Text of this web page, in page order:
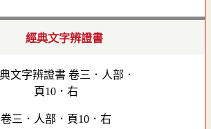
經典文字辨證書
卷三．人部．頁10．右